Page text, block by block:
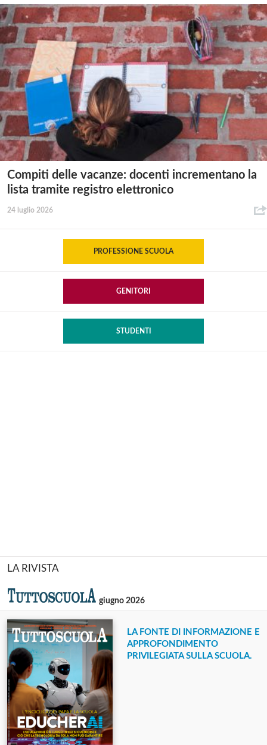
Compiti delle vacanze: docenti incrementano la
lista tramite registro elettronico
24 luglio 2026
PROFESSIONE SCUOLA
GENITORI
STUDENTI
LA RIVISTA
giugno 2026
LA FONTE DI INFORMAZIONE E
APPROFONDIMENTO
PRIVILEGIATA SULLA SCUOLA.